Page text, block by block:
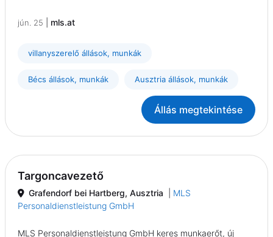
jún. 25 mls.at
villanyszerelő állások, munkák
Bécs állások, munkák Ausztria állások, munkák
Állás megtekintése
Targoncavezető
Grafendorf bei Hartberg, Ausztria
MLS
Personaldienstleistung GmbH
MLS Personaldienstleistung GmbH keres munkaerőt, új